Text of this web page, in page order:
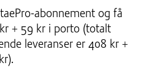
abonnement og få
+ 59 kr i porto (totalt
leveranser er 408 kr +